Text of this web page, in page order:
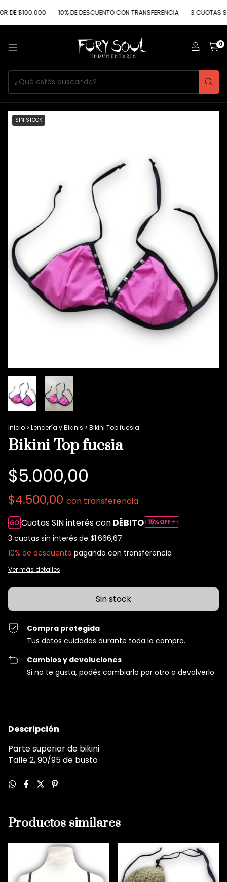
$100.000 10% DE DESCUENTO CON TRANSFERENCIA 3 CUOTAS SIN
0
SIN STOCK
Inicio > Lencería y Bikinis > Bikini Top fucsia
Bikini Top fucsia
$5.000,00
$4.500,00 con transferencia
Cuotas SIN interés con DÉBITO
3 cuotas sin interés de $1.666,67
10% de descuento pagando con transferencia
Ver más detalles
Compra protegida
Tus datos cuidados durante toda la compra.
Cambios y devoluciones
Si no te gusta, podés cambiarlo por otro o devolverlo.
Descripción
Parte superior de bikini
Talle 2, 90/95 de busto
Productos similares